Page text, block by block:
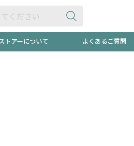
トアーについて よくあるご質問